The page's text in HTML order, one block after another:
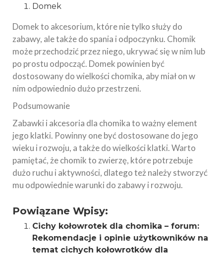
Domek
Domek to akcesorium, które nie tylko służy do
zabawy, ale także do spania i odpoczynku. Chomik
może przechodzić przez niego, ukrywać się w nim lub
po prostu odpocząć. Domek powinien być
dostosowany do wielkości chomika, aby miał on w
nim odpowiednio dużo przestrzeni.
Podsumowanie
Zabawki i akcesoria dla chomika to ważny element
jego klatki. Powinny one być dostosowane do jego
wieku i rozwoju, a także do wielkości klatki. Warto
pamiętać, że chomik to zwierzę, które potrzebuje
dużo ruchu i aktywności, dlatego też należy stworzyć
mu odpowiednie warunki do zabawy i rozwoju.
Powiązane Wpisy:
Cichy kołowrotek dla chomika – forum:
Rekomendacje i opinie użytkowników na
temat cichych kołowrotków dla